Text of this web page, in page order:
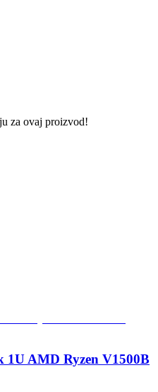
za ovaj proizvod!
1U AMD Ryzen V1500B